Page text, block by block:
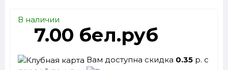
В наличии
7.00 бел.руб
Вам доступна скидка 0.35 р. с